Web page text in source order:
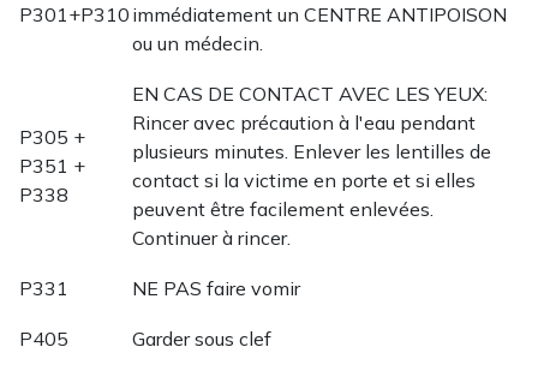
P301+P310 immédiatement un CENTRE ANTIPOISON
ou un médecin.
P305 +
P351 +
P338
EN CAS DE CONTACT AVEC LES YEUX:
Rincer avec précaution à l'eau pendant
plusieurs minutes. Enlever les lentilles de
contact si la victime en porte et si elles
peuvent être facilement enlevées.
Continuer à rincer.
P331 NE PAS faire vomir
P405 Garder sous clef